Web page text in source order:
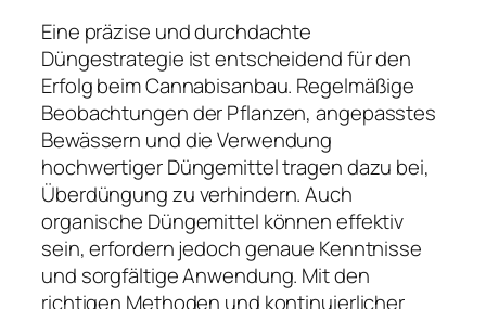
Eine präzise und durchdachte
Düngestrategie ist entscheidend für den
Erfolg beim Cannabisanbau. Regelmäßige
Beobachtungen der Pflanzen, angepasstes
Bewässern und die Verwendung
hochwertiger Düngemittel tragen dazu bei,
Überdüngung zu verhindern. Auch
organische Düngemittel können effektiv
sein, erfordern jedoch genaue Kenntnisse
und sorgfältige Anwendung. Mit den
richtigen Methoden und kontinuierlicher